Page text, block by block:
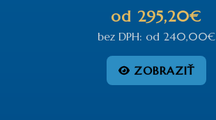
od 295,20€
bez DPH: od 240,00€
ZOBRAZIŤ